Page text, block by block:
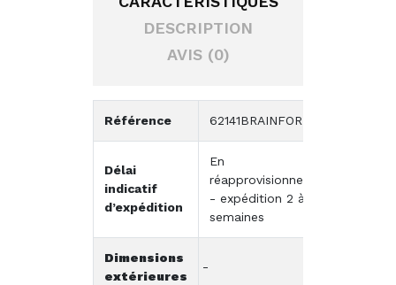
DESCRIPTION
AVIS (0)
Référence 62141BRAINFOR
Délai
indicatif
d’expédition
En
réapprovisionnement
- expédition 2 à 3
semaines
Dimensions
extérieures
-